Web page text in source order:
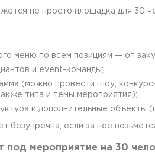
не просто площадка для 30
меню по всем позициям — от
и event-команды;
(можно провести шоу,
типа и темы мероприятия);
и дополнительные объекты
безупречна, если за нее
под мероприятие на 30